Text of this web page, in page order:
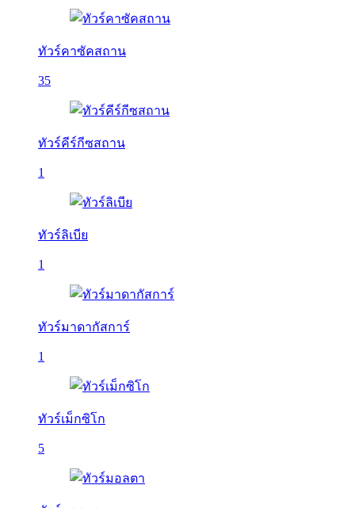
ทัวร์คาซัคสถาน
35
ทัวร์คีร์กีซสถาน
1
ทัวร์ลิเบีย
1
ทัวร์มาดากัสการ์
1
ทัวร์เม็กซิโก
5